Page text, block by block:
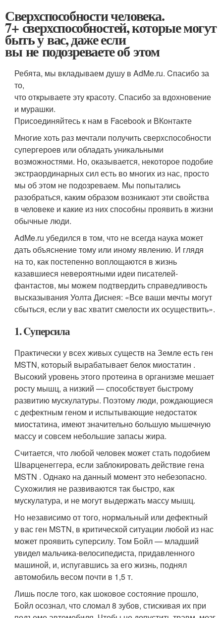
Сверхспособности человека.
7+ сверхспособностей, которые могут
быть у вас, даже если
вы не подозреваете об этом
Ребята, мы вкладываем душу в AdMe.ru. Cпасибо за
то,
что открываете эту красоту. Спасибо за вдохновение
и мурашки.
Присоединяйтесь к нам в Facebook и ВКонтакте
Многие хоть раз мечтали получить сверхспособности
супергероев или обладать уникальными
возможностями. Но, оказывается, некоторое подобие
экстраординарных сил есть во многих из нас, просто
мы об этом не подозреваем. Мы попытались
разобраться, каким образом возникают эти свойства
в человеке и какие из них способны проявить в жизни
обычные люди.
AdMe.ru убедился в том, что не всегда наука может
дать объяснение тому или иному явлению. И глядя
на то, как постепенно воплощаются в жизнь
казавшиеся невероятными идеи писателей-
фантастов, мы можем подтвердить справедливость
высказывания Уолта Диснея: «Все ваши мечты могут
сбыться, если у вас хватит смелости их осуществить».
1. Cуперсила
Практически у всех живых существ на Земле есть ген
MSTN, который вырабатывает белок миостатин .
Высокий уровень этого протеина в организме мешает
росту мышц, а низкий — способствует быстрому
развитию мускулатуры. Поэтому люди, рождающиеся
с дефектным геном и испытывающие недостаток
миостатина, имеют значительно большую мышечную
массу и совсем небольшие запасы жира.
Считается, что любой человек может стать подобием
Шварценеггера, если заблокировать действие гена
MSTN . Однако на данный момент это небезопасно.
Сухожилия не развиваются так быстро, как
мускулатура, и не могут выдержать массу мышц.
Но независимо от того, нормальный или дефектный
у вас ген MSTN, в критической ситуации любой из нас
может проявить суперсилу. Том Бойл — младший
увидел мальчика-велосипедиста, придавленного
машиной, и, испугавшись за его жизнь, поднял
автомобиль весом почти в 1,5 т.
Лишь после того, как шоковое состояние прошло,
Бойл осознал, что сломал 8 зубов, стискивая их при